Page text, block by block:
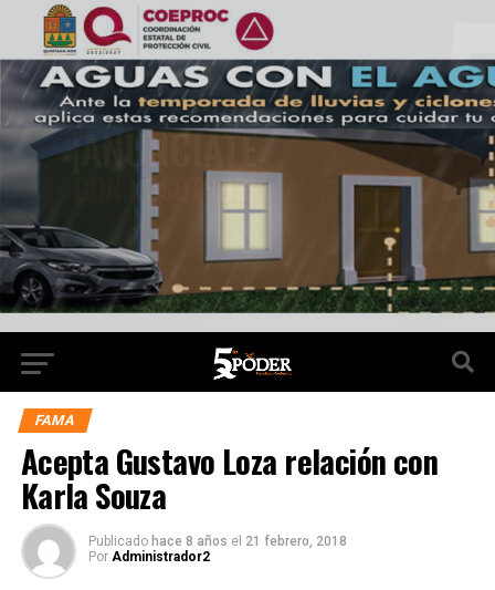
FAMA
Acepta Gustavo Loza relación con
Karla Souza
Publicado hace 8 años el 21 febrero, 2018
Por Administrador2